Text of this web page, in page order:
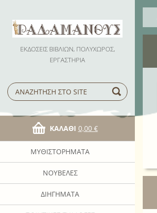
ΕΚΔΟΣΕΙΣ ΒΙΒΛΙΩΝ, ΠΟΛΥΧΩΡΟΣ,
ΕΡΓΑΣΤΗΡΙΑ
ΚΑΛΆΘΙ 0,00 €
ΜΥΘΙΣΤΟΡΉΜΑΤΑ
ΝΟΥΒΈΛΕΣ
ΔΙΗΓΉΜΑΤΑ